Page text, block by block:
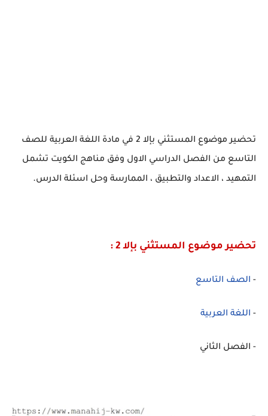
تحضير موضوع المستثني بإلا 2 في مادة اللغة العربية للصف
التاسع من الفصل الدراسي الاول وفق مناهج الكويت تشمل
التمهيد ، الاعداد والتطبيق ، الممارسة وحل اسئلة الدرس.
تحضير موضوع المستثني بإلا 2 :
- الصف التاسع
- اللغة العربية
- الفصل الثاني